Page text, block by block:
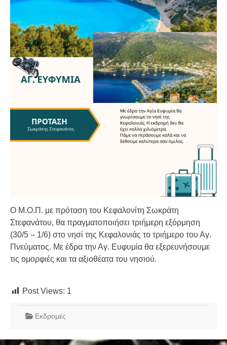
Ο Μ.Ο.Π. με πρόταση του Κεφαλονίτη Σωκράτη
Στεφανάτου, θα πραγματοποιήσει τριήμερη εξόρμηση
(30/5 – 1/6) στο νησί της Κεφαλονιάς το τριήμερο του Αγ.
Πνεύματος. Με έδρα την Αγ. Ευφυμία θα εξερευνήσουμε
τις ομορφιές και τα αξιοθέατα του νησιού.
Post Views: 1
Εκδρομές